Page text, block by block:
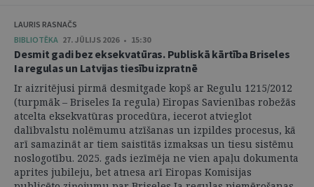
LAURIS RASNAČS
BIBLIOTĒKA 27. JŪLIJS 2026 • 15:30
Desmit gadi bez eksekvatūras. Publiskā kārtība Briseles
Ia regulas un Latvijas tiesību izpratnē
Ir aizritējusi pirmā desmitgade kopš ar Regulu 1215/2012
(turpmāk – Briseles Ia regula) Eiropas Savienības robežās
atcelta eksekvatūras procedūra, iecerot atvieglot
dalībvalstu nolēmumu atzīšanas un izpildes procesus, kā
arī samazināt ar tiem saistītās izmaksas un tiesu sistēmu
noslogotību. 2025. gads iezīmēja ne vien apaļu dokumenta
aprites jubileju, bet atnesa arī Eiropas Komisijas